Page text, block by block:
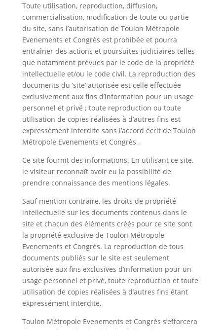
Toute utilisation, reproduction, diffusion,
commercialisation, modification de toute ou partie
du site, sans l’autorisation de Toulon Métropole
Evenements et Congrès est prohibée et pourra
entraîner des actions et poursuites judiciaires telles
que notamment prévues par le code de la propriété
intellectuelle et/ou le code civil. La reproduction des
documents du ‘site’ autorisée est celle effectuée
exclusivement aux fins d’information pour un usage
personnel et privé ; toute reproduction ou toute
utilisation de copies réalisées à d’autres fins est
expressément interdite sans l’accord écrit de Toulon
Métropole Evenements et Congrès .
Ce site fournit des informations. En utilisant ce site,
le visiteur reconnaît avoir eu la possibilité de
prendre connaissance des mentions légales.
Sauf mention contraire, les droits de propriété
intellectuelle sur les documents contenus dans le
site et chacun des éléments créés pour ce site sont
la propriété exclusive de Toulon Métropole
Evenements et Congrès. La reproduction de tous
documents publiés sur le site est seulement
autorisée aux fins exclusives d’information pour un
usage personnel et privé, toute reproduction et toute
utilisation de copies réalisées à d’autres fins étant
expressément interdite.
Toulon Métropole Evenements et Congrès s’efforcera